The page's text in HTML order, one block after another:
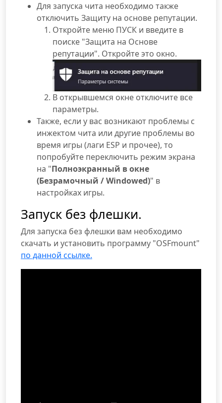
Для запуска чита необходимо также
отключить Защиту на основе репутации.
Откройте меню ПУСК и введите в
поиске "Защита на Основе
репутации". Откройте это окно.
В открывшемся окне отключите все
параметры.
Также, если у вас возникают проблемы с
инжектом чита или другие проблемы во
время игры (лаги ESP и прочее), то
попробуйте переключить режим экрана
на "Полноэкранный в окне
(Безрамочный / Windowed)" в
настройках игры.
Запуск без флешки.
Для запуска без флешки вам необходимо
скачать и установить программу "OSFmount"
по данной ссылке.